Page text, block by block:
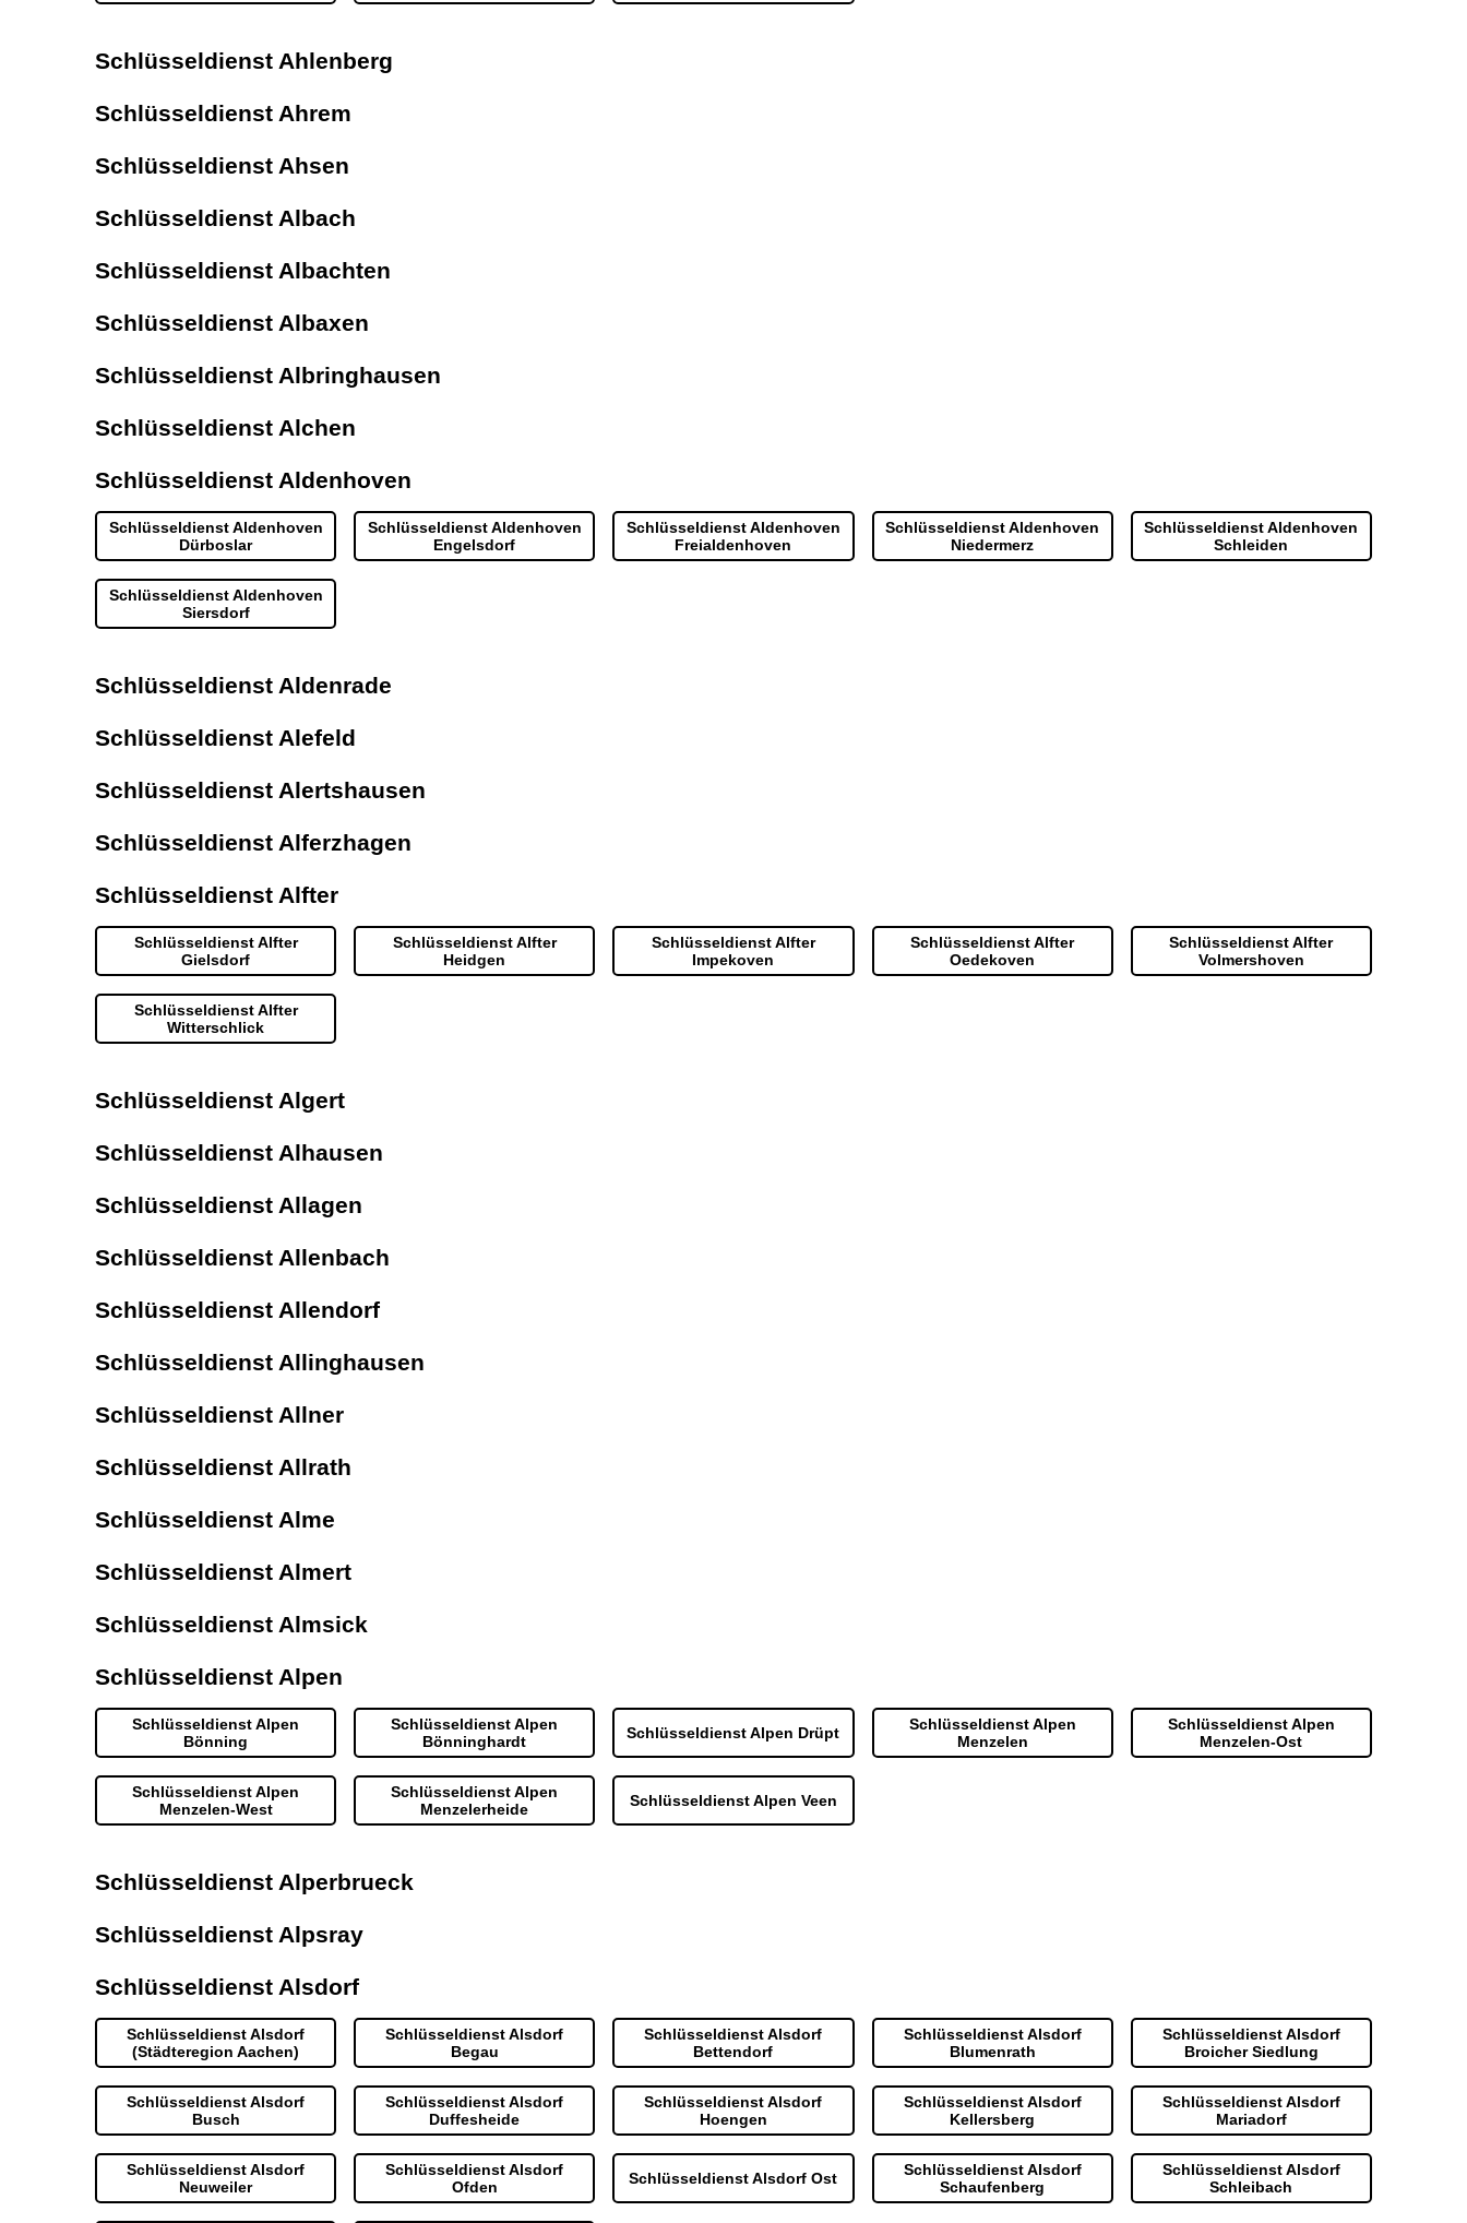
Schlüsseldienst Ahlenberg
Schlüsseldienst Ahrem
Schlüsseldienst Ahsen
Schlüsseldienst Albach
Schlüsseldienst Albachten
Schlüsseldienst Albaxen
Schlüsseldienst Albringhausen
Schlüsseldienst Alchen
Schlüsseldienst Aldenhoven
Schlüsseldienst Aldenhoven
Dürboslar
Schlüsseldienst Aldenhoven
Engelsdorf
Schlüsseldienst Aldenhoven
Freialdenhoven
Schlüsseldienst Aldenhoven
Niedermerz
Schlüsseldienst Aldenhoven
Schleiden
Schlüsseldienst Aldenhoven
Siersdorf
Schlüsseldienst Aldenrade
Schlüsseldienst Alefeld
Schlüsseldienst Alertshausen
Schlüsseldienst Alferzhagen
Schlüsseldienst Alfter
Schlüsseldienst Alfter
Gielsdorf
Schlüsseldienst Alfter
Heidgen
Schlüsseldienst Alfter
Impekoven
Schlüsseldienst Alfter
Oedekoven
Schlüsseldienst Alfter
Volmershoven
Schlüsseldienst Alfter
Witterschlick
Schlüsseldienst Algert
Schlüsseldienst Alhausen
Schlüsseldienst Allagen
Schlüsseldienst Allenbach
Schlüsseldienst Allendorf
Schlüsseldienst Allinghausen
Schlüsseldienst Allner
Schlüsseldienst Allrath
Schlüsseldienst Alme
Schlüsseldienst Almert
Schlüsseldienst Almsick
Schlüsseldienst Alpen
Schlüsseldienst Alpen
Bönning
Schlüsseldienst Alpen
Bönninghardt
Schlüsseldienst Alpen Drüpt
Schlüsseldienst Alpen
Menzelen
Schlüsseldienst Alpen
Menzelen-Ost
Schlüsseldienst Alpen
Menzelen-West
Schlüsseldienst Alpen
Menzelerheide
Schlüsseldienst Alpen Veen
Schlüsseldienst Alperbrueck
Schlüsseldienst Alpsray
Schlüsseldienst Alsdorf
Schlüsseldienst Alsdorf
(Städteregion Aachen)
Schlüsseldienst Alsdorf
Begau
Schlüsseldienst Alsdorf
Bettendorf
Schlüsseldienst Alsdorf
Blumenrath
Schlüsseldienst Alsdorf
Broicher Siedlung
Schlüsseldienst Alsdorf
Busch
Schlüsseldienst Alsdorf
Duffesheide
Schlüsseldienst Alsdorf
Hoengen
Schlüsseldienst Alsdorf
Kellersberg
Schlüsseldienst Alsdorf
Mariadorf
Schlüsseldienst Alsdorf
Neuweiler
Schlüsseldienst Alsdorf
Ofden
Schlüsseldienst Alsdorf Ost
Schlüsseldienst Alsdorf
Schaufenberg
Schlüsseldienst Alsdorf
Schleibach